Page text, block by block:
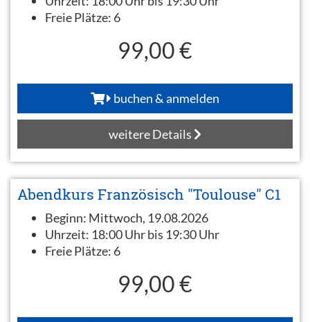
Freie Plätze: 6
99,00 €
buchen & anmelden
weitere Details
Abendkurs Französisch "Toulouse" C1
Beginn: Mittwoch, 19.08.2026
Uhrzeit: 18:00 Uhr bis 19:30 Uhr
Freie Plätze: 6
99,00 €